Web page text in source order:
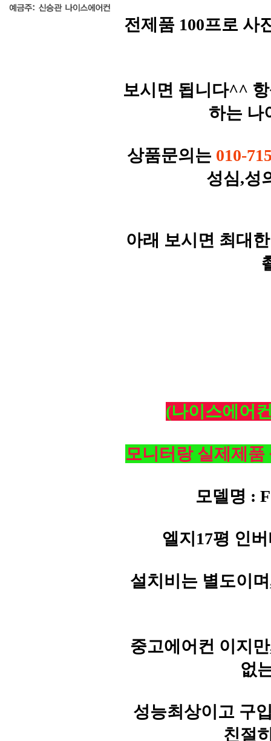
전제품 100프로 사
보시면 됩니다^^
하는 나
상품문의는 010-
성심,성
아래 보시면 최대
(나이스에어
모니터랑 실제제
모델명 :
엘지17평 인
설치비는 별도이
중고에어컨 이지
없
성능최상이고 구
친절